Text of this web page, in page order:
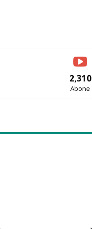
2,310
Abone